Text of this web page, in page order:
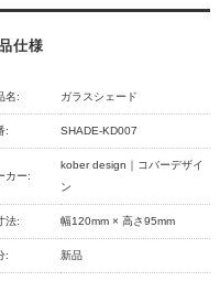
仕様
名: ガラスシェード
: SHADE-KD007
カー:
kober design｜コバーデザイ
ン
法: 幅120mm × 高さ95mm
: 新品